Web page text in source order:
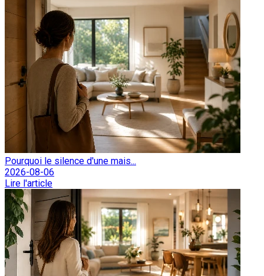
Pourquoi le silence d'une mais...
2026-08-06
Lire l'article